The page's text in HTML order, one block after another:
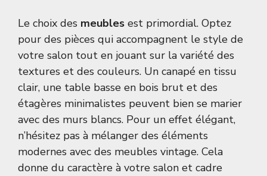
Le choix des meubles est primordial. Optez
pour des pièces qui accompagnent le style de
votre salon tout en jouant sur la variété des
textures et des couleurs. Un canapé en tissu
clair, une table basse en bois brut et des
étagères minimalistes peuvent bien se marier
avec des murs blancs. Pour un effet élégant,
n’hésitez pas à mélanger des éléments
modernes avec des meubles vintage. Cela
donne du caractère à votre salon et cadre